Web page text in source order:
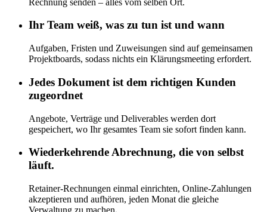
Ihr Team weiß, was zu tun ist und wann
Aufgaben, Fristen und Zuweisungen sind auf gemeinsamen
Projektboards, sodass nichts ein Klärungsmeeting erfordert.
Jedes Dokument ist dem richtigen Kunden
zugeordnet
Angebote, Verträge und Deliverables werden dort
gespeichert, wo Ihr gesamtes Team sie sofort finden kann.
Wiederkehrende Abrechnung, die von selbst
läuft.
Retainer-Rechnungen einmal einrichten, Online-Zahlungen
akzeptieren und aufhören, jeden Monat die gleiche
Verwaltung zu machen.